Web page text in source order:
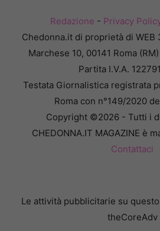
Redazione - Privacy
Chedonna.it di proprietà di WEB
Marchese 10, 00141 Roma
Partita I.V.A.
Testata Giornalistica registrata
Roma con n°149/2020
Copyright ©2026 - Tutti i
CHEDONNA.IT MAGAZINE è
Contattaci
Le attività pubblicitarie su
theCoreAdv